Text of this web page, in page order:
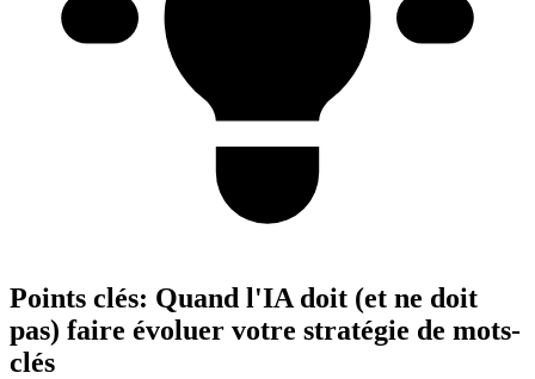
Points clés: Quand l'IA doit (et ne doit
pas) faire évoluer votre stratégie de mots-
clés